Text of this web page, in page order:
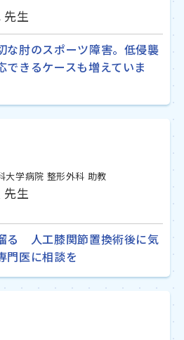
先生
な肘のスポーツ障害。低侵襲
できるケースも増えていま
大学病院 整形外科 助教
先生
る 人工膝関節置換術後に気
門医に相談を